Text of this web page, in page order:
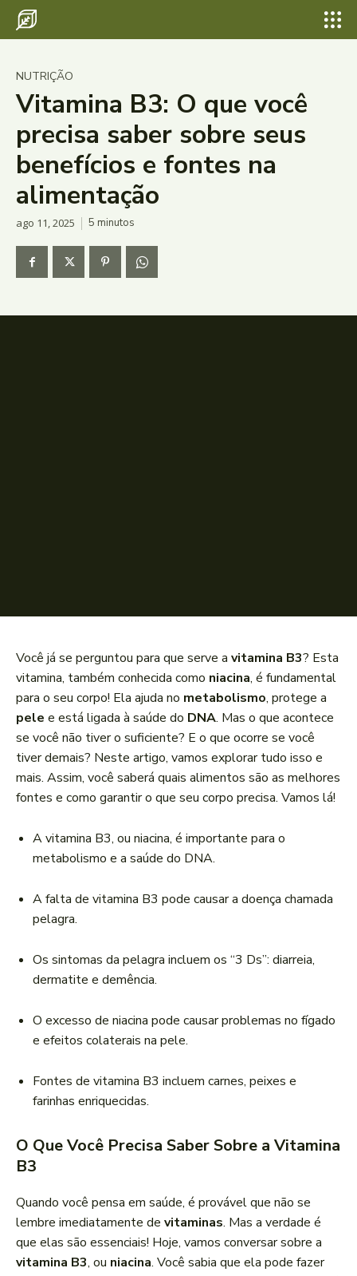
NUTRIÇÃO
Vitamina B3: O que você
precisa saber sobre seus
benefícios e fontes na
alimentação
ago 11, 2025 5 minutos
Você já se perguntou para que serve a vitamina B3? Esta
vitamina, também conhecida como niacina, é fundamental
para o seu corpo! Ela ajuda no metabolismo, protege a
pele e está ligada à saúde do DNA. Mas o que acontece
se você não tiver o suficiente? E o que ocorre se você
tiver demais? Neste artigo, vamos explorar tudo isso e
mais. Assim, você saberá quais alimentos são as melhores
fontes e como garantir o que seu corpo precisa. Vamos lá!
A vitamina B3, ou niacina, é importante para o
metabolismo e a saúde do DNA.
A falta de vitamina B3 pode causar a doença chamada
pelagra.
Os sintomas da pelagra incluem os “3 Ds”: diarreia,
dermatite e demência.
O excesso de niacina pode causar problemas no fígado
e efeitos colaterais na pele.
Fontes de vitamina B3 incluem carnes, peixes e
farinhas enriquecidas.
O Que Você Precisa Saber Sobre a Vitamina
B3
Quando você pensa em saúde, é provável que não se
lembre imediatamente de vitaminas. Mas a verdade é
que elas são essenciais! Hoje, vamos conversar sobre a
vitamina B3, ou niacina. Você sabia que ela pode fazer